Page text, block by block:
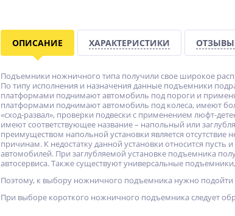
ОПИСАНИЕ ХАРАКТЕРИСТИКИ
Подъемники ножничного типа получили свое широкое
По типу исполнения и назначения данные подъемники
платформами поднимают автомобиль под пороги и
платформами поднимают автомобиль под колеса, имеют
«сход-развал», проверки подвески с применением люфт-
имеют соответствующее название – напольный или
преимуществом напольной установки является
причинам. К недостатку данной установки относится
автомобилей. При заглубляемой установке подъемника
автосервиса. Также существуют универсальные
Поэтому, к выбору ножничного подъемника нужно подойти
При выборе короткого ножничного подъемника следует